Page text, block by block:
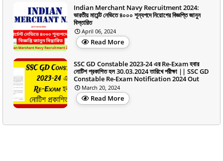
Indian Merchant Navy Recruitment 2024:
ভারতীয় মার্চেন্ট নেভিতে ৪০০০ শূন্যপদে নিয়োগের বিজ্ঞপ্তি জানুন
বিস্তারিত
April 06, 2024
Read More
SSC GD Constable 2023-24 এর Re-Exam হবার
নোটিশ প্রকাশিত হল 30.03.2024 তারিখে পরীক্ষা || SSC GD
Constable Re-Exam Notification 2024 Out
March 20, 2024
Read More